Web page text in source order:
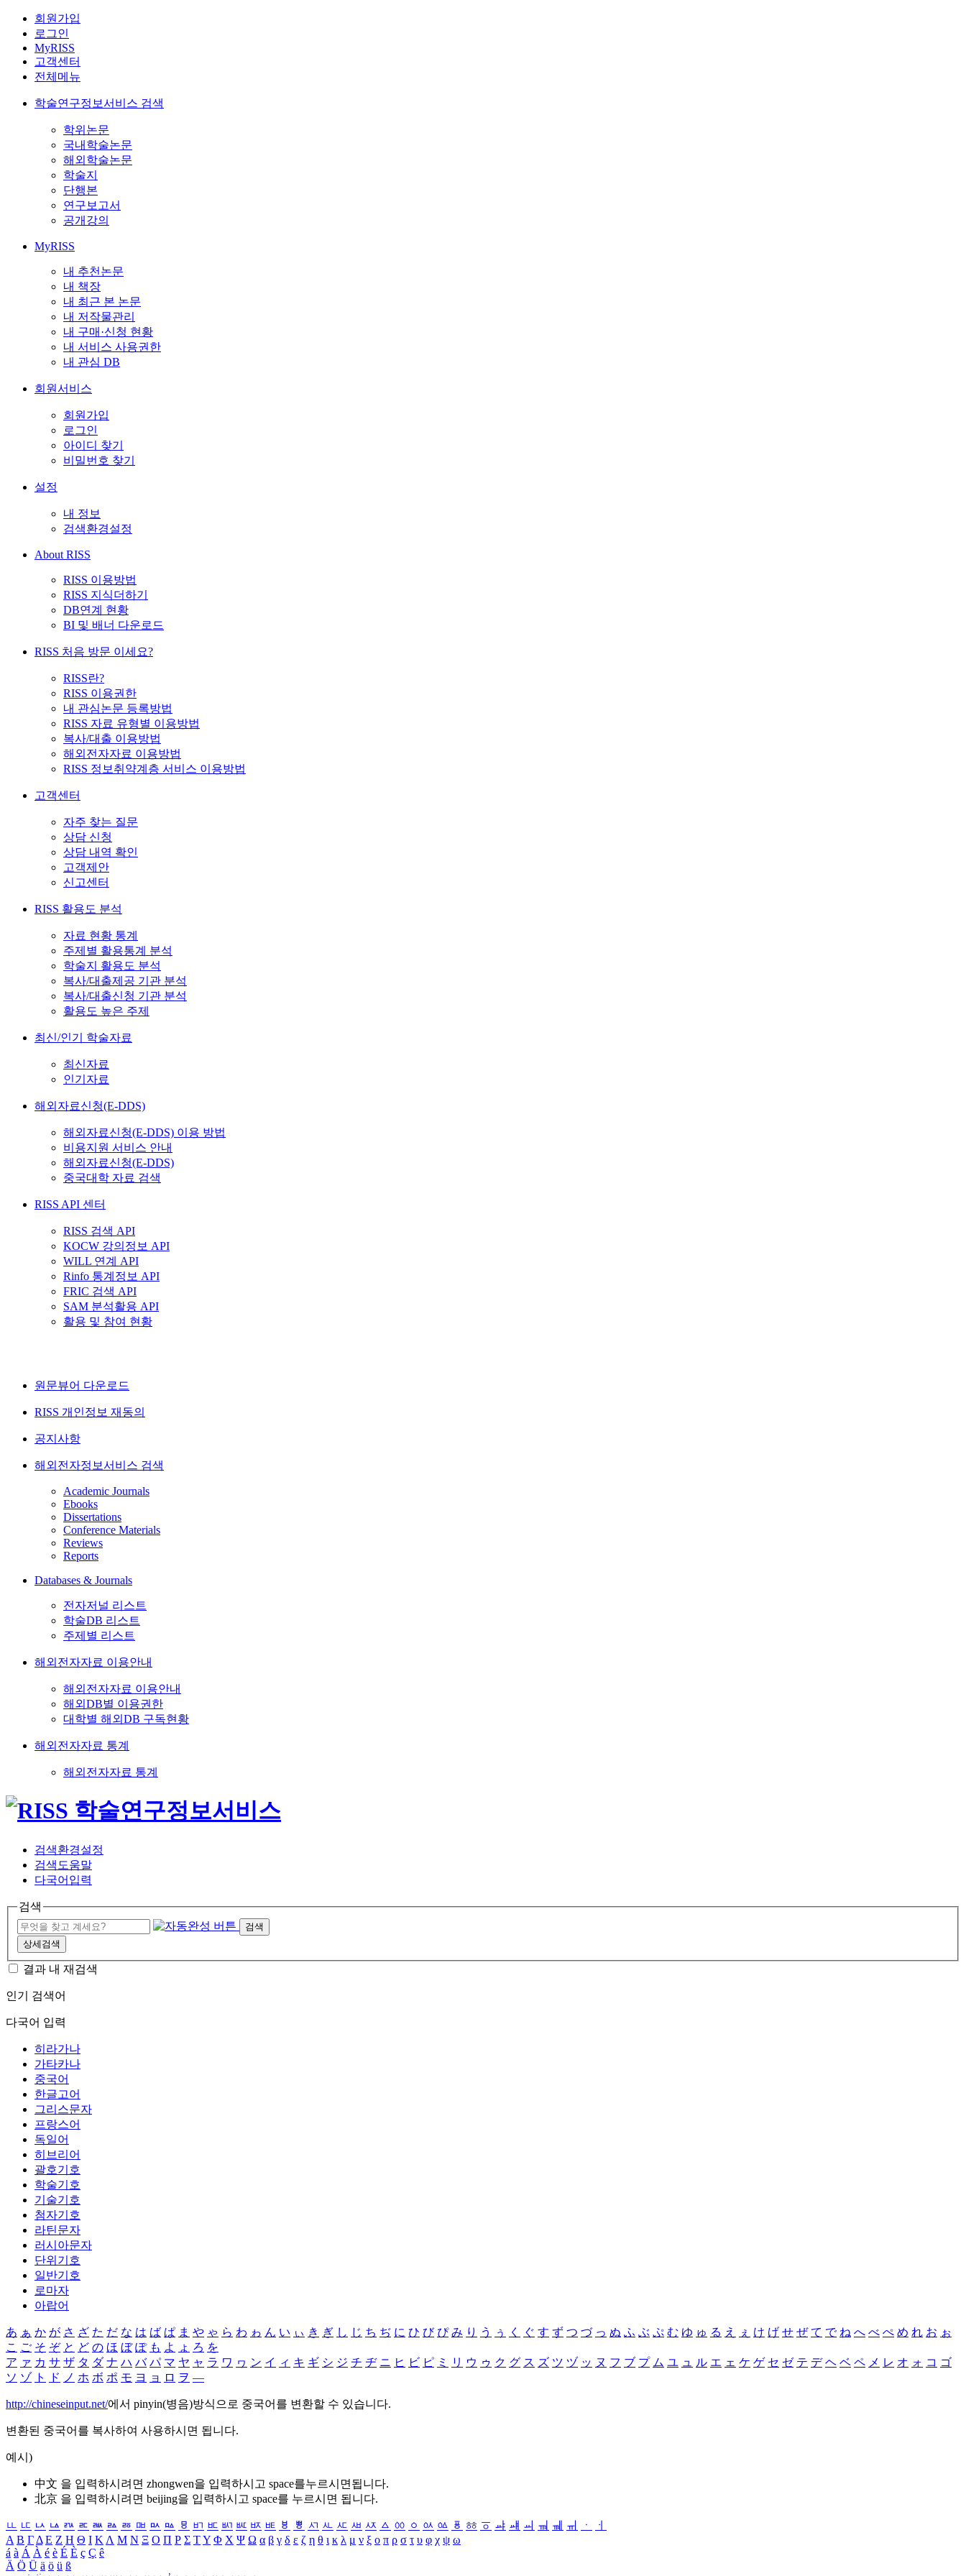
회원가입
로그인
MyRISS
고객센터
전체메뉴
학술연구정보서비스 검색
학위논문
국내학술논문
해외학술논문
학술지
단행본
연구보고서
공개강의
MyRISS
내 추천논문
내 책장
내 최근 본 논문
내 저작물관리
내 구매·신청 현황
내 서비스 사용권한
내 관심 DB
회원서비스
회원가입
로그인
아이디 찾기
비밀번호 찾기
설정
내 정보
검색환경설정
About RISS
RISS 이용방법
RISS 지식더하기
DB연계 현황
BI 및 배너 다운로드
RISS 처음 방문 이세요?
RISS란?
RISS 이용권한
내 관심논문 등록방법
RISS 자료 유형별 이용방법
복사/대출 이용방법
해외전자자료 이용방법
RISS 정보취약계층 서비스 이용방법
고객센터
자주 찾는 질문
상담 신청
상담 내역 확인
고객제안
신고센터
RISS 활용도 분석
자료 현황 통계
주제별 활용통계 분석
학술지 활용도 분석
복사/대출제공 기관 분석
복사/대출신청 기관 분석
활용도 높은 주제
최신/인기 학술자료
최신자료
인기자료
해외자료신청(E-DDS)
해외자료신청(E-DDS) 이용 방법
비용지원 서비스 안내
해외자료신청(E-DDS)
중국대학 자료 검색
RISS API 센터
RISS 검색 API
KOCW 강의정보 API
WILL 연계 API
Rinfo 통계정보 API
FRIC 검색 API
SAM 분석활용 API
활용 및 참여 현황
원문뷰어 다운로드
RISS 개인정보 재동의
공지사항
해외전자정보서비스 검색
Academic Journals
Ebooks
Dissertations
Conference Materials
Reviews
Reports
Databases & Journals
전자저널 리스트
학술DB 리스트
주제별 리스트
해외전자자료 이용안내
해외전자자료 이용안내
해외DB별 이용권한
대학별 해외DB 구독현황
해외전자자료 통계
해외전자자료 통계
검색환경설정
검색도움말
다국어입력
검색
검색
상세검색
결과 내 재검색
인기 검색어
다국어 입력
히라가나
가타카나
중국어
한글고어
그리스문자
프랑스어
독일어
히브리어
괄호기호
학술기호
기술기호
첨자기호
라틴문자
러시아문자
단위기호
일반기호
로마자
아랍어
あ ぁ か が さ ざ た だ な は ば ぱ ま や ゃ ら わ ゎ ん い ぃ き ぎ し じ ち ぢ に ひ び ぴ み り う ぅ く ぐ す ず つ づ っ ぬ ふ ぶ ぷ む ゆ ゅ る え ぇ け げ せ ぜ て で ね へ べ ぺ め れ お ぉ
こ ご そ ぞ と ど の ほ ぼ ぽ も よ ょ ろ を
ア ァ カ サ ザ タ ダ ナ ハ バ パ マ ヤ ャ ラ ワ ヮ ン イ ィ キ ギ シ ジ チ ヂ ニ ヒ ビ ピ ミ リ ウ ゥ ク グ ス ズ ツ ヅ ッ ヌ フ ブ プ ム ユ ュ ル エ ェ ケ ゲ セ ゼ テ デ ヘ ベ ペ メ レ オ ォ コ ゴ
ソ ゾ ト ド ノ ホ ボ ポ モ ヨ ョ ロ ヲ ―
http://chineseinput.net/에서 pinyin(병음)방식으로 중국어를 변환할 수 있습니다.
변환된 중국어를 복사하여 사용하시면 됩니다.
예시)
中文 을 입력하시려면 zhongwen을 입력하시고 space를누르시면됩니다.
北京 을 입력하시려면 beijing을 입력하시고 space를 누르시면 됩니다.
ㅥ ㅦ ㅧ ㅨ ㅩ ㅪ ㅫ ㅬ ㅭ ㅮ ㅯ ㅰ ㅱ ㅲ ㅳ ㅴ ㅵ ㅶ ㅷ ㅸ ㅹ ㅺ ㅻ ㅼ ㅽ ㅾ ㅿ ㆀ ㆁ ㆂ ㆃ ㆄ ㆅ ㆆ ㆇ ㆈ ㆉ ㆊ ㆋ ㆌ ㆍ
ㆎ
Α Β ΓΔ Ε Ζ Η Θ Ι ΚΛ Μ Ν Ξ Ο Π Ρ Σ ΤΥ Φ Χ Ψ Ω α β γ δ ε ζ η θ ι κ λ μ ν ξ ο π ρ σ τ υ φ χ ψ ω
á à Á À é è É È ç Ç ê
Ä Ö Ü ä ö ü ß